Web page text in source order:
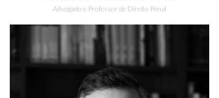
Advogado e Professor de Direito Penal